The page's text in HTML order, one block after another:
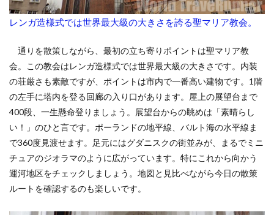
レンガ造様式では世界最大級の大きさを誇る聖マリア教会。
通りを散策しながら、最初の立ち寄りポイントは聖マリア教
会。この教会はレンガ造様式では世界最大級の大きさです。内装
の荘厳さも素敵ですが、ポイントは市内で一番高い建物です。1階
の左手に塔内を登る回廊の入り口があります。屋上の展望台まで
400段、一生懸命登りましょう。展望台からの眺めは「素晴らし
い！」のひと言です。ポーランドの地平線、バルト海の水平線ま
で360度見渡せます。足元にはグダニスクの街並みが、まるでミニ
チュアのジオラマのように広がっています。特にこれから向かう
運河地区をチェックしましょう。地図と見比べながら今日の散策
ルートを確認するのも楽しいです。